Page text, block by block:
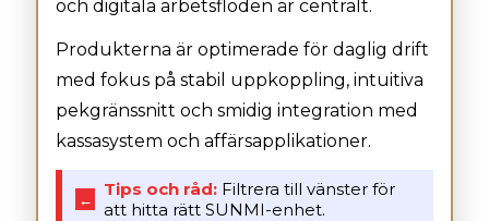
och digitala arbetsflöden är centralt.
Produkterna är optimerade för daglig drift
med fokus på stabil uppkoppling, intuitiva
pekgränssnitt och smidig integration med
kassasystem och affärsapplikationer.
← Tips och råd: Filtrera till vänster för
att hitta rätt SUNMI-enhet.